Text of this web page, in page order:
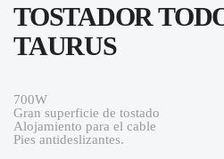
TOSTADOR
TAURUS
700W
Gran superficie de tostado
Alojamiento para el cable
Pies antideslizantes.